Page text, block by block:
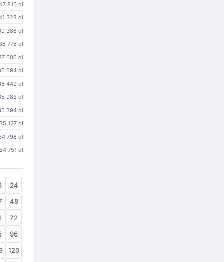
810 dl
328 dl
388 dl
775 dl
606 dl
694 dl
449 dl
983 dl
394 dl
35 127 dl
798 dl
34 751 dl
24
48
72
96
120